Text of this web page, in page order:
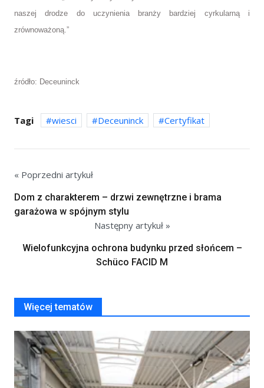
naszej drodze do uczynienia branży bardziej cyrkularną i
zrównoważoną.”
źródło: Deceuninck
Tagi wiesci Deceuninck Certyfikat
« Poprzedni artykuł
Dom z charakterem – drzwi zewnętrzne i brama
garażowa w spójnym stylu
Następny artykuł »
Wielofunkcyjna ochrona budynku przed słońcem –
Schüco FACID M
Więcej tematów